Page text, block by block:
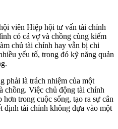
viên Hiệp hội tư vấn tài chính
có cả vợ và chồng cùng kiếm
chủ tài chính hay vẫn bị chi
yếu tố, trong đó kỹ năng quản
phải là trách nhiệm của một
chồng. Việc chủ động tài chính
trong cuộc sống, tạo ra sự cân
định tài chính không dựa vào một